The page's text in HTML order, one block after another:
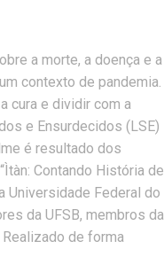
a morte, a doença e a
contexto de pandemia.
cura e dividir com a
e Ensurdecidos (LSE)
é resultado dos
Contando História de
Universidade Federal do
da UFSB, membros da
de forma